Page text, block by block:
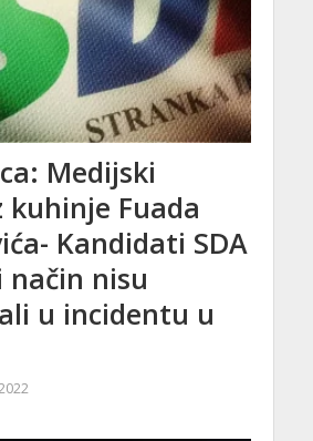
Medijski
kuhinje Fuada
Kandidati SDA
način nisu
u incidentu u